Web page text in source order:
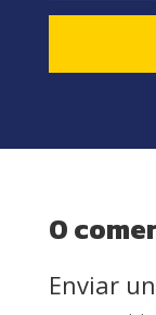
0
Enviar